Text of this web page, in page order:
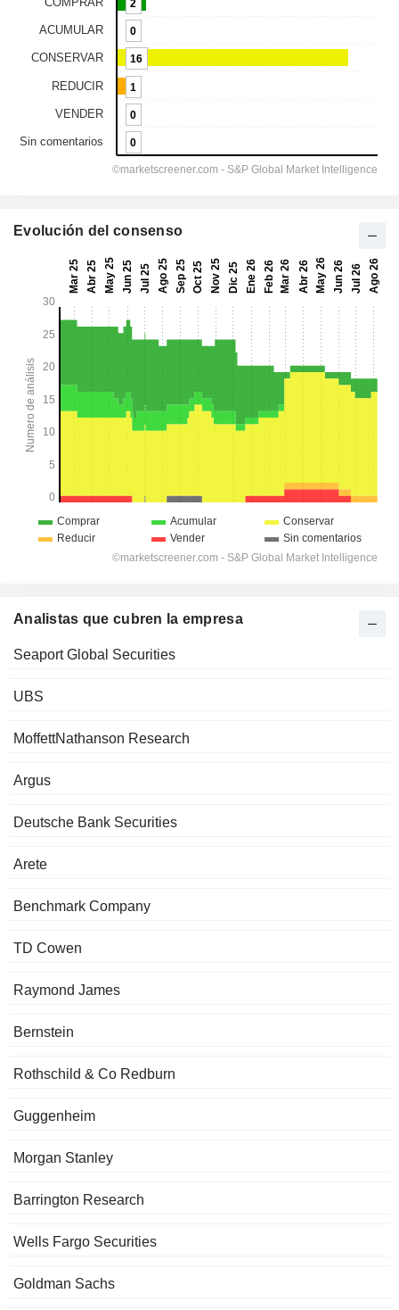
Evolución del consenso
Analistas que cubren la empresa
Seaport Global Securities
UBS
MoffettNathanson Research
Argus
Deutsche Bank Securities
Arete
Benchmark Company
TD Cowen
Raymond James
Bernstein
Rothschild & Co Redburn
Guggenheim
Morgan Stanley
Barrington Research
Wells Fargo Securities
Goldman Sachs